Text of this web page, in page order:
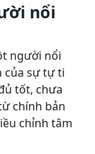
nổi
người nổi
của sự tự ti
tốt, chưa
chính bản
chỉnh tâm